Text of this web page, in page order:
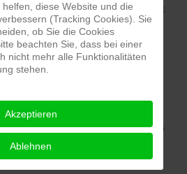
11, 4020 Linz, Tel.: +43
oberoesterreich@bda.gv.at
Gelingen für Ihr
aber auch viel Freude mit
finden Sie nun unser aktuelles
nach Gewerken bzw.
diese Website und die
(Tracking Cookies). Sie
ob Sie die Cookies
beachten Sie, dass bei einer
nicht mehr alle Funktionalitäten
stehen.
Akzeptieren
Ablehnen